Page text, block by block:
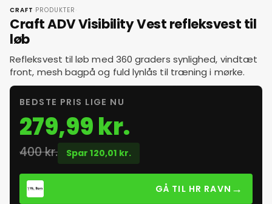
CRAFT ·PRODUKTER ·
Craft ADV Visibility Vest refleksvest til
løb
Refleksvest til løb med 360 graders synlighed, vindtæt
front, mesh bagpå og fuld lynlås til træning i mørke.
BEDSTE PRIS LIGE NU
279,99 kr.
400 kr. Spar 120,01 kr.
GÅ TIL HR RAVN →